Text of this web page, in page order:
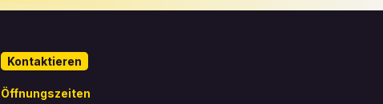
Kontaktieren
Öffnungszeiten